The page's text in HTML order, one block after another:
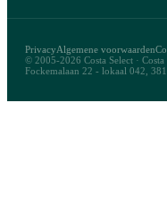
© 2005-2026 Costa Select ·
Fockemalaan 22 - lokaal 042,
PrivacyAlgemene voorwaarden